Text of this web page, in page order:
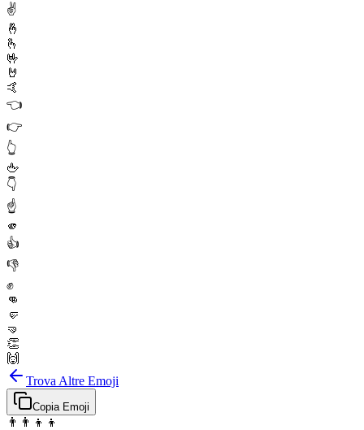
✌️
🤞
🫰
🤟
🤘
🤙
👈
👉
👆
🖕
👇
☝️
🫵
👍
👎
✊
👊
🤛
🤜
👏
🙌
Trova Altre Emoji
Copia Emoji
👨‍👨‍👦‍👦